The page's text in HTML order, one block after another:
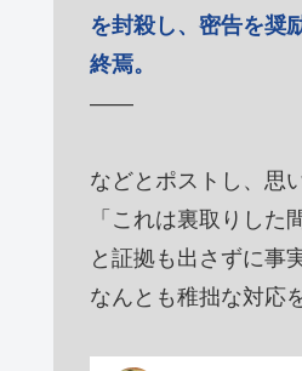
を封殺し、密告を奨
終焉。
――
などとポストし、思
「これは裏取りした
と証拠も出さずに事
なんとも稚拙な対応